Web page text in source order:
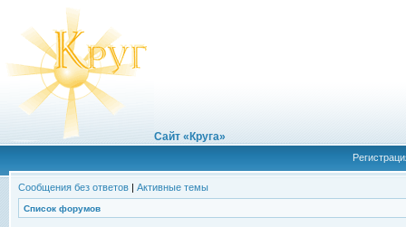
Сайт «Круга»
Сообщения без ответов | Активные темы
Список форумов